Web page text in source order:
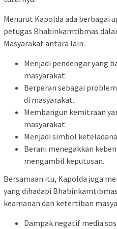
Menurut Kapolda ada berbagai
petugas Bhabinkamtibmas
Masyarakat antara lain:
Menjadi pendengar yang
masyarakat.
Berperan sebagai
di masyarakat.
Membangun kemitraan
masyarakat.
Menjadi simbol
Berani menegakkan
mengambil keputusan.
Bersamaan itu, Kapolda juga
yang dihadapi
keamanan dan ketertiban
Dampak negatif media